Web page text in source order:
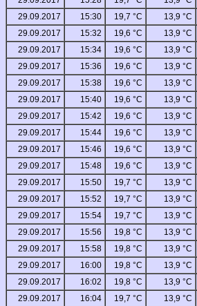
29.09.2017
15:30 19,7 °C 13,9 °C
29.09.2017
15:32 19,6 °C 13,9 °C
29.09.2017
15:34 19,6 °C 13,9 °C
29.09.2017
15:36 19,6 °C 13,9 °C
29.09.2017
15:38 19,6 °C 13,9 °C
29.09.2017
15:40 19,6 °C 13,9 °C
29.09.2017
15:42 19,6 °C 13,9 °C
29.09.2017
15:44 19,6 °C 13,9 °C
29.09.2017
15:46 19,6 °C 13,9 °C
29.09.2017
15:48 19,6 °C 13,9 °C
29.09.2017
15:50 19,7 °C 13,9 °C
29.09.2017
15:52 19,7 °C 13,9 °C
29.09.2017
15:54 19,7 °C 13,9 °C
29.09.2017
15:56 19,8 °C 13,9 °C
29.09.2017
15:58 19,8 °C 13,9 °C
29.09.2017
16:00 19,8 °C 13,9 °C
29.09.2017
16:02 19,8 °C 13,9 °C
29.09.2017
16:04 19,7 °C 13,9 °C